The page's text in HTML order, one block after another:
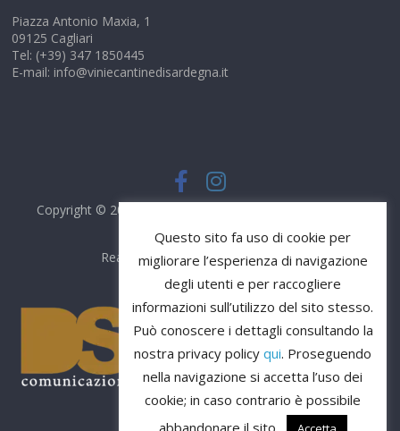
Piazza Antonio Maxia, 1
09125 Cagliari
Tel: (+39) 347 1850445
E-mail: info@viniecantinedisardegna.it
Copyright © 2026
Realizzato daDS Comunicazione
Questo sito fa uso di cookie per
migliorare l’esperienza di navigazione
degli utenti e per raccogliere
informazioni sull’utilizzo del sito stesso.
Può conoscere i dettagli consultando la
nostra privacy policy qui. Proseguendo
nella navigazione si accetta l’uso dei
cookie; in caso contrario è possibile
abbandonare il sito.